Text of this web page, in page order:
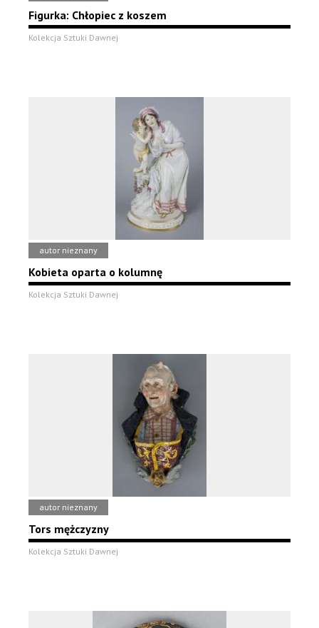
Figurka: Chłopiec z koszem
Kolekcja Sztuki Dawnej
autor nieznany
Kobieta oparta o kolumnę
Kolekcja Sztuki Dawnej
autor nieznany
Tors mężczyzny
Kolekcja Sztuki Dawnej